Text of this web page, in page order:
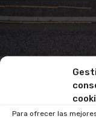
Para ofrecer las